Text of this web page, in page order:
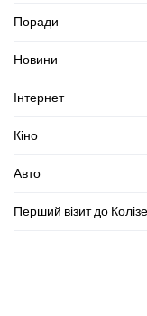
Поради
Новини
Інтернет
Кіно
Авто
Перший візит до